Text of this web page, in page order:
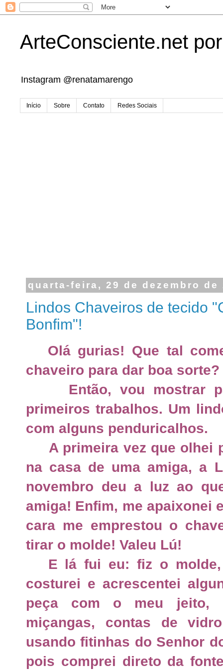
ArteConsciente.net
Instagram @renatamarengo
Início Sobre Contato Redes Sociais
quarta-feira, 29 de dezembro de
Lindos Chaveiros de tecido
Bonfim"!
Olá gurias! Que tal
chaveiro para dar boa sorte?
Então, vou mostrar
primeiros trabalhos. Um
com alguns penduricalhos.
A primeira vez que olhei
na casa de uma amiga, a
novembro deu a luz ao
amiga! Enfim, me apaixonei
cara me emprestou o
tirar o molde! Valeu Lú!
E lá fui eu: fiz o molde,
costurei e acrescentei
peça com o meu jeito,
miçangas, contas de
usando fitinhas do Senhor
pois comprei direto da